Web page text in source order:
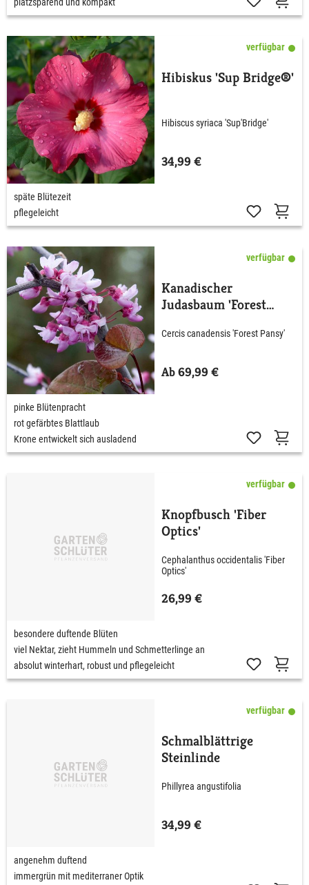
verfügbar
Hibiskus 'Sup Bridge®'
Hibiscus syriaca 'Sup'Bridge'
34,99 €
späte Blütezeit
pflegeleicht
verfügbar
Kanadischer
Judasbaum 'Forest
Cercis canadensis 'Forest Pansy'
Ab 69,99 €
pinke Blütenpracht
rot gefärbtes Blattlaub
Krone entwickelt sich ausladend
verfügbar
Knopfbusch 'Fiber
Optics'
Cephalanthus occidentalis 'Fiber
Optics'
26,99 €
besondere duftende Blüten
viel Nektar, zieht Hummeln und Schmetterlinge an
absolut winterhart, robust und pflegeleicht
verfügbar
Schmalblättrige
Steinlinde
Phillyrea angustifolia
34,99 €
angenehm duftend
immergrün mit mediterraner Optik